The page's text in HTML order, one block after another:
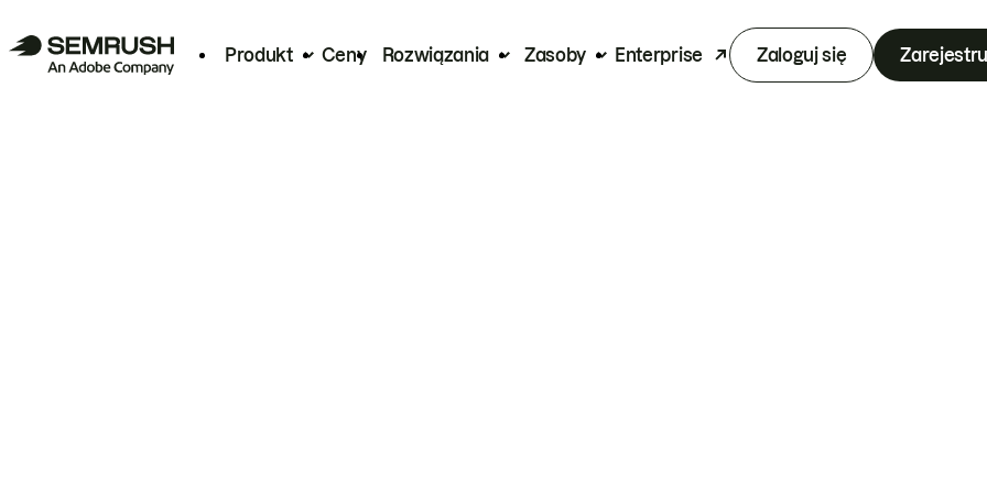
Produkt Ceny Rozwiązania Zasoby Enterprise Zaloguj się